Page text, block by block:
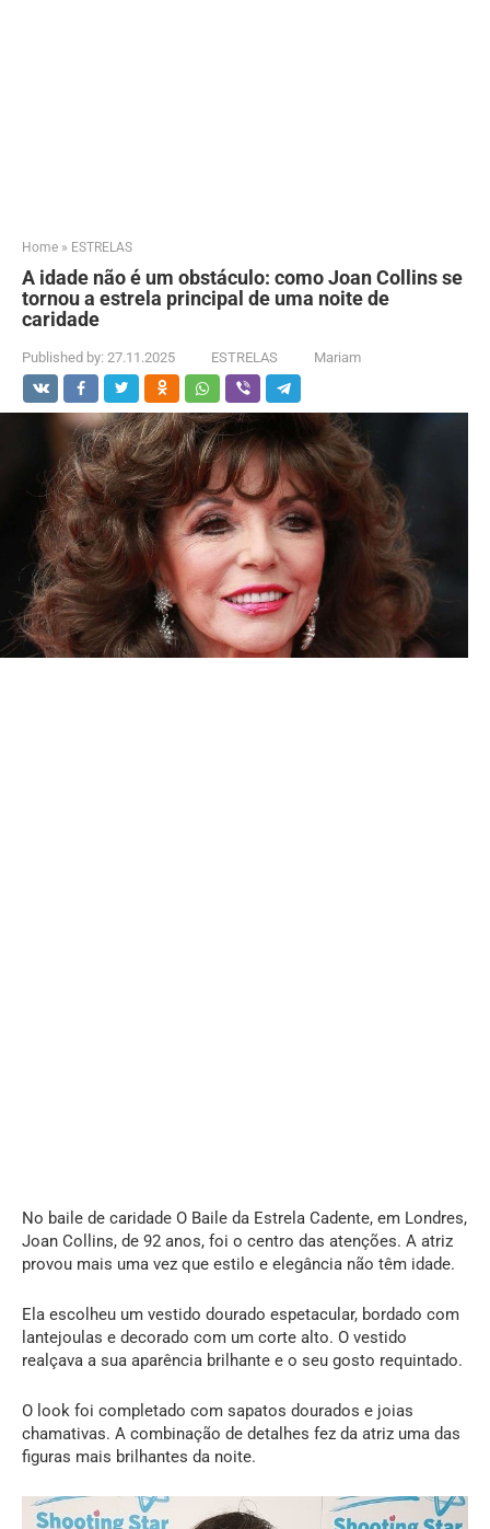
Home » ESTRELAS
A idade não é um obstáculo: como Joan Collins se
tornou a estrela principal de uma noite de
caridade
Published by: 27.11.2025 ESTRELAS Mariam
No baile de caridade O Baile da Estrela Cadente, em Londres,
Joan Collins, de 92 anos, foi o centro das atenções. A atriz
provou mais uma vez que estilo e elegância não têm idade.
Ela escolheu um vestido dourado espetacular, bordado com
lantejoulas e decorado com um corte alto. O vestido
realçava a sua aparência brilhante e o seu gosto requintado.
O look foi completado com sapatos dourados e joias
chamativas. A combinação de detalhes fez da atriz uma das
figuras mais brilhantes da noite.